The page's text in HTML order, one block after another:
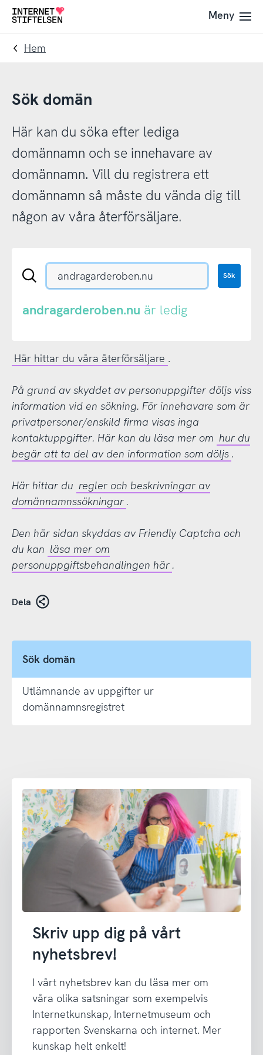
Till
navigering
Till
innehåll
Till
Meny
Hem
Sök domän
Här kan du söka efter lediga
domännamn och se innehavare av
domännamn. Vill du registrera ett
domännamn så måste du vända dig till
någon av våra återförsäljare.
Sök
eller
.nu-
Sök
andragarderoben.nu är ledig
Här hittar du våra återförsäljare .
På grund av skyddet av personuppgifter döljs viss
information vid en sökning. För innehavare som är
privatpersoner/enskild firma visas inga
kontaktuppgifter. Här kan du läsa mer om hur du
begär att ta del av den information som döljs .
Här hittar du regler och beskrivningar av
domännamnssökningar .
Den här sidan skyddas av Friendly Captcha och
du kan läsa mer om
personuppgiftsbehandlingen här .
Dela
Sök domän
Utlämnande av uppgifter ur
domännamnsregistret
Skriv upp dig på vårt
nyhetsbrev!
I vårt nyhetsbrev kan du läsa mer om
våra olika satsningar som exempelvis
Internetkunskap, Internetmuseum och
rapporten Svenskarna och internet. Mer
kunskap helt enkelt!